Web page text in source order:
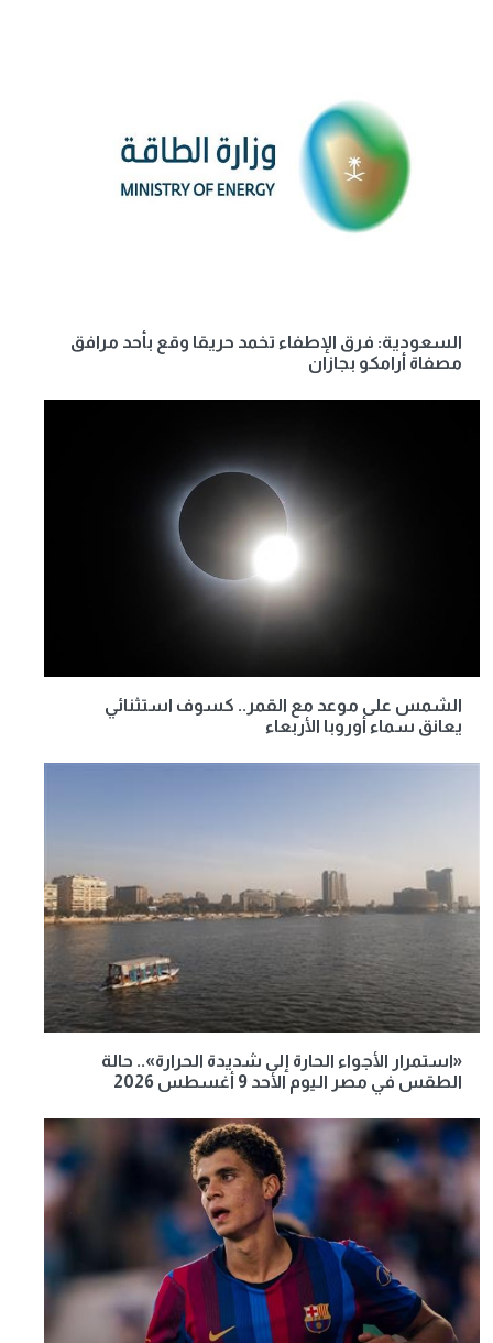
السعودية: فرق الإطفاء تخمد حريقا وقع بأحد مرافق
مصفاة أرامكو بجازان
الشمس على موعد مع القمر.. كسوف استثنائي
يعانق سماء أوروبا الأربعاء
«استمرار الأجواء الحارة إلى شديدة الحرارة».. حالة
الطقس في مصر اليوم الأحد 9 أغسطس 2026